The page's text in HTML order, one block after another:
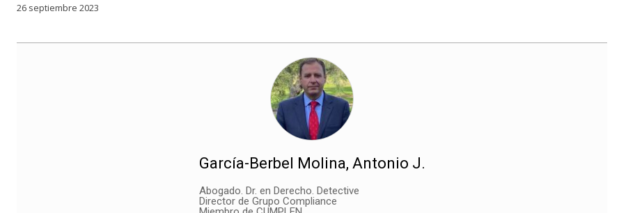
26 septiembre 2023
García-Berbel Molina, Antonio J.
Abogado. Dr. en Derecho. Detective
Director de Grupo Compliance